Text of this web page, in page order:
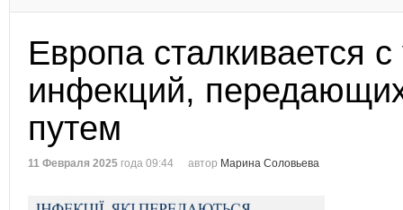
Европа сталкивается
инфекций,
путем
11 Февраля 2025 года 09:44 автор Марина Соловьева